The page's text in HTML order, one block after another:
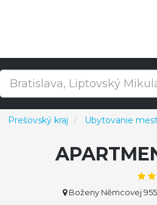
Prešovský kraj Ubytovanie
Boženy Němcovej